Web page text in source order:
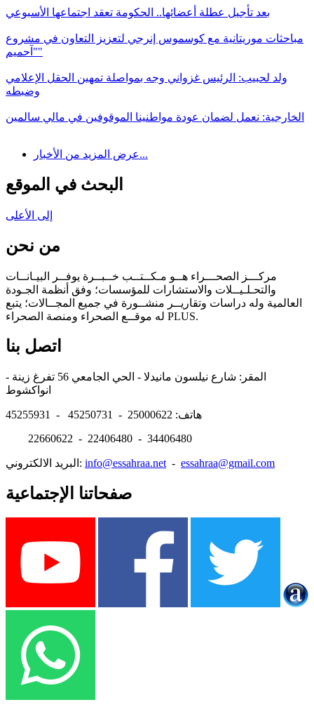
بعد تأجيل عطلة أعضائها.. الحكومة تعقد اجتماعها الأسبوعي
مباحثات موريتانية مع كوسموس إنرجي لتعزيز التعاون في مشروع
"آحميم"
ولد لحبيب: الرئيس غزواني وجه بمواصلة تمهين الحقل الإعلامي
وضبطه
الخارجية: نعمل لضمان عودة مواطنينا الموقوفين في مالي سالمين
عرض المزيد من الأخبار...
البحث في الموقع
إلى الأعلى
من نحن
مركـــز الصحـــراء هــو مـكــتــب خــبــرة يوفــر البيـانــات
والتحـلـيــلات والاستشارات للمؤسسات؛ وفق أنظمة الجـودة
العالمية وله دراسات وتقاريــر منشــورة في جميع المجــالات؛ يتبع
له موقــع الصحراء ومنصة الصحراء PLUS.
اتصل بنا
المقر: شارع نيلسون مانيدلا - الحي الجامعي 56 تفرغ زينة -
هاتف: 25000622 - 45250731 - 45255931
22660622 - 22406480 - 34406480
البريد الالكتروني: info@essahraa.net - essahraa@gmail.com
صفحاتنا الإجتماعية